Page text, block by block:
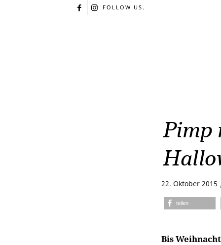
FOLLOW US.
Pimp
22. Oktober 2015
teilen
Bis